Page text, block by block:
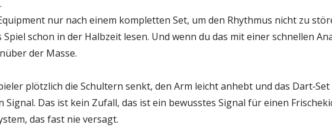
nur nach einem kompletten Set, um den Rhythmus nicht zu
schon in der Halbzeit lesen. Und wenn du das mit einer schnellen
der Masse.
plötzlich die Schultern senkt, den Arm leicht anhebt und das
Das ist kein Zufall, das ist ein bewusstes Signal für einen
das fast nie versagt.